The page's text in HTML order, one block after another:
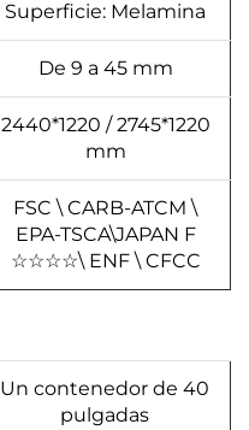
Superficie: Melamina
De 9 a 45 mm
2440*1220 / 2745*1220
mm
FSC \ CARB-ATCM \
EPA-TSCA\JAPAN F
☆☆☆☆\ ENF \ CFCC
Un contenedor de 40
pulgadas